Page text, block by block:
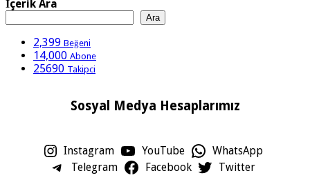
İçerik Ara
Ara
2,399 Beğeni
14,000 Abone
25690 Takipci
Sosyal Medya Hesaplarımız
Instagram YouTube
WhatsApp
Telegram
Facebook Twitter